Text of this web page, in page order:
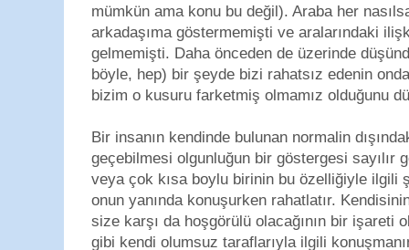
mümkün ama konu bu değil). Araba her
arkadaşıma göstermemişti ve aralarındaki
gelmemişti. Daha önceden de üzerinde
böyle, hep) bir şeyde bizi rahatsız edenin
bizim o kusuru farketmiş olmamız olduğunu
Bir insanın kendinde bulunan normalin
geçebilmesi olgunluğun bir göstergesi sayılır
veya çok kısa boylu birinin bu özelliğiyle ilgili
onun yanında konuşurken rahatlatır.
size karşı da hoşgörülü olacağının bir işareti
gibi kendi olumsuz taraflarıyla ilgili